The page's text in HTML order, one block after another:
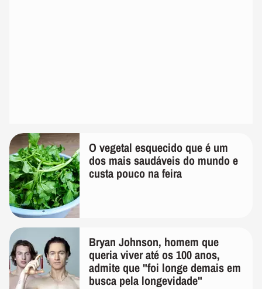
O vegetal esquecido que é um
dos mais saudáveis do mundo e
custa pouco na feira
Bryan Johnson, homem que
queria viver até os 100 anos,
admite que "foi longe demais em
busca pela longevidade"